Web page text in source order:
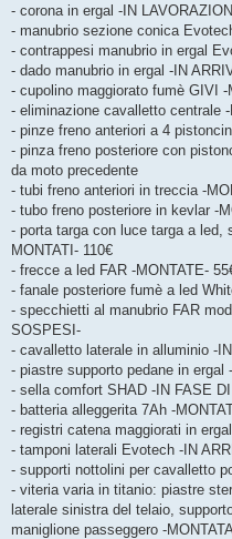
- corona in ergal -IN
- manubrio sezione conica
- contrappesi manubrio in ergal
- dado manubrio in ergal -IN
- cupolino maggiorato fumè GIVI
- eliminazione cavalletto centrale -
- pinze freno anteriori a 4
- pinza freno posteriore con
da moto precedente
- tubi freno anteriori in treccia -
- tubo freno posteriore in kevlar -
- porta targa con luce targa a led,
MONTATI- 110€
- frecce a led FAR -MONTATE-
- fanale posteriore fumè a led
- specchietti al manubrio FAR
SOSPESI-
- cavalletto laterale in alluminio -
- piastre supporto pedane in ergal
- sella comfort SHAD -IN FASE
- batteria alleggerita 7Ah -
- registri catena maggiorati in
- tamponi laterali Evotech -IN
- supporti nottolini per cavalletto
- viteria varia in titanio: piastre
laterale sinistra del telaio,
maniglione passeggero -